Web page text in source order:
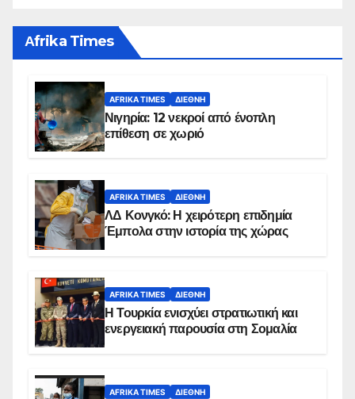
Αfrika Times
AFRIKA TIMES ΔΙΕΘΝΉ
Νιγηρία: 12 νεκροί από ένοπλη
επίθεση σε χωριό
AFRIKA TIMES ΔΙΕΘΝΉ
ΛΔ Κονγκό: Η χειρότερη επιδημία
Έμπολα στην ιστορία της χώρας
AFRIKA TIMES ΔΙΕΘΝΉ
Η Τουρκία ενισχύει στρατιωτική και
ενεργειακή παρουσία στη Σομαλία
AFRIKA TIMES ΔΙΕΘΝΉ